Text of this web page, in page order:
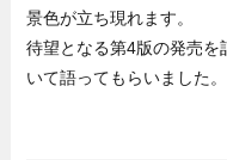
景色が立ち現れます。
待望となる第4版の発売を
いて語ってもらいました。